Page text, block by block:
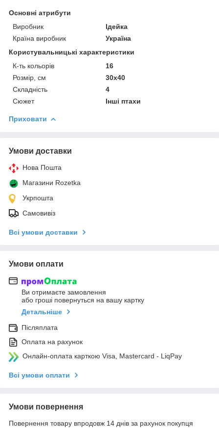
Основні атрибути
Виробник
Ідейка
Країна виробник
Україна
Користувальницькі характеристики
К-ть кольорiв
16
Розмір, см
30х40
Складність
4
Сюжет
Інші птахи
Приховати
Умови доставки
Нова Пошта
Магазини Rozetka
Укрпошта
Самовивіз
Всі умови доставки
Умови оплати
Ви отримаєте замовлення
або гроші повернуться на вашу картку
Детальніше
Післяплата
Оплата на рахунок
Онлайн-оплата карткою Visa, Mastercard - LiqPay
Всі умови оплати
Умови повернення
Повернення товару впродовж 14 днів за рахунок покупця